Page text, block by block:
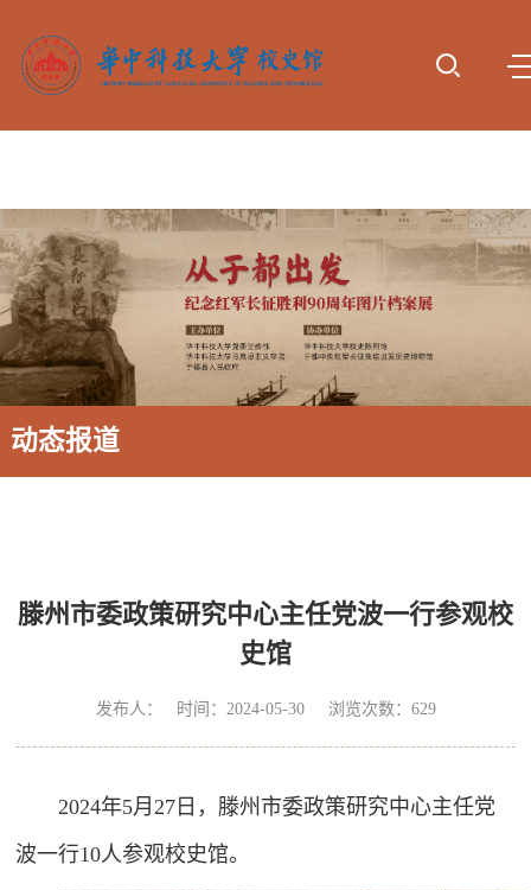
首页 参观服 专题展 动态报
动态报道
滕州市委政策研究中心主任党波一行参观校
史馆
发布人： 时间：2024-05-30 浏览次数： 629
2024年5月27日，滕州市委政策研究中心主任党
波一行10人参观校史馆。